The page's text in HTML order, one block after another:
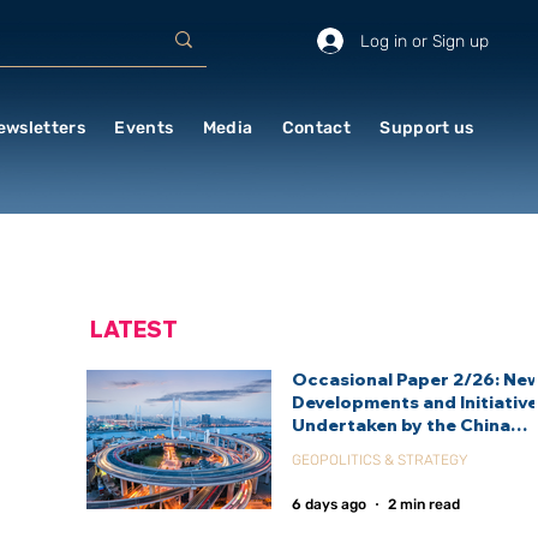
Log in or Sign up
Events Media Contact Support us
Occasional Paper 2/26:
Developments and
Undertaken by the China
Agency (CIDCA)
GEOPOLITICS & STRATEGY
6 days ago 2 min read
LATEST